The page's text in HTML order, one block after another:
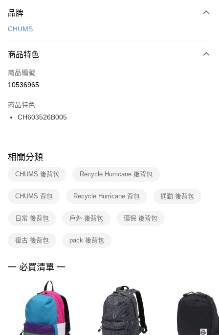
台灣樂天信用卡公司
【關於「AFTEE先享後付」】
便利好安心！
３．安心：先確認商品／服務後，再付款。
【「AFTEE先享後付」結帳流程】
１．於結帳方式選擇「AFTEE先享後付」後，將跳轉至「AFTEE先享後付」
２．訂單成立數日內，您將收到繳費通知簡訊。
３．收到繳費通知簡訊後14天內，點擊此簡訊中的連結，可透過四大超商／
ATM／網路銀行／等多元方式進行付款，方視為交易完成。
※ 交易是否成功請以「AFTEE先享後付 」之結帳頁面顯示為準，若有關於
是否繳費成功／繳費後需取消欲退款等相關疑問，請聯繫「AFTEE先享後付
客戶支援中心」https://netprotections.freshdesk.com/support/home
１．透過由恩沛科技股份有限公司提供之「AFTEE先享後付」服務完成之交
權轉讓予恩沛科技股份有限公司。
３．未成年的使用者請事先徵得法定代理人或監護人之同意方可使用
４．使用「AFTEE先享後付」時，將依據個別帳號之用戶狀況，依本公司即
請求用戶進行身份認證。
５．嚴禁一人註冊多個帳號或使用他人資訊註冊。若發現惡意使用之情形，
恩沛科技股份有限公司將有權停止該用戶之使用額度並採取法律行動。
運送方式
每筆NT$100，滿NT$1,500(含以上)免運費
宅配
每筆NT$100，滿NT$1,500(含以上)免運費
付款後門市自取
每筆NT$100，滿NT$1,500(含以上)免運費
品牌
CHUMS
商品特色
商品編號
10536965
商品特色
CH603526B005
相關分類
CHUMS 後背包 Recycle Hurricane 後背包
CHUMS 背包 Recycle Hurricane 背包 通勤 後背包
日常 後背包 戶外 後背包 環保 後背包
復古 後背包 pack 後背包
一 必買清單 一